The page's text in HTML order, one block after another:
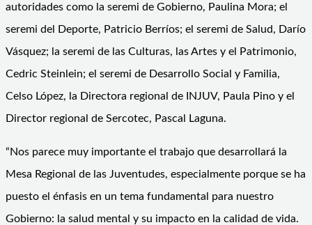
autoridades como la seremi de Gobierno, Paulina Mora; el
seremi del Deporte, Patricio Berríos; el seremi de Salud, Darío
Vásquez; la seremi de las Culturas, las Artes y el Patrimonio,
Cedric Steinlein; el seremi de Desarrollo Social y Familia,
Celso López, la Directora regional de INJUV, Paula Pino y el
Director regional de Sercotec, Pascal Laguna.
“Nos parece muy importante el trabajo que desarrollará la
Mesa Regional de las Juventudes, especialmente porque se ha
puesto el énfasis en un tema fundamental para nuestro
Gobierno: la salud mental y su impacto en la calidad de vida.